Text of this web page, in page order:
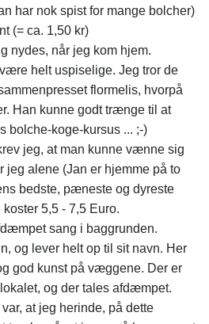
har nok spist for mange bolcher)
(= ca. 1,50 kr)
nydes, når jeg kom hjem.
helt uspiselige. Jeg tror de
flormelis, hvorpå
Han kunne godt trænge til at
bolche-koge-kursus ... ;-)
jeg, at man kunne vænne sig
jeg alene (Jan er hjemme på to
bedste, pæneste og dyreste
5,5 - 7,5 Euro.
sang i baggrunden.
og lever helt op til sit navn. Her
god kunst på væggene. Der er
og der tales afdæmpet.
at jeg herinde, på dette